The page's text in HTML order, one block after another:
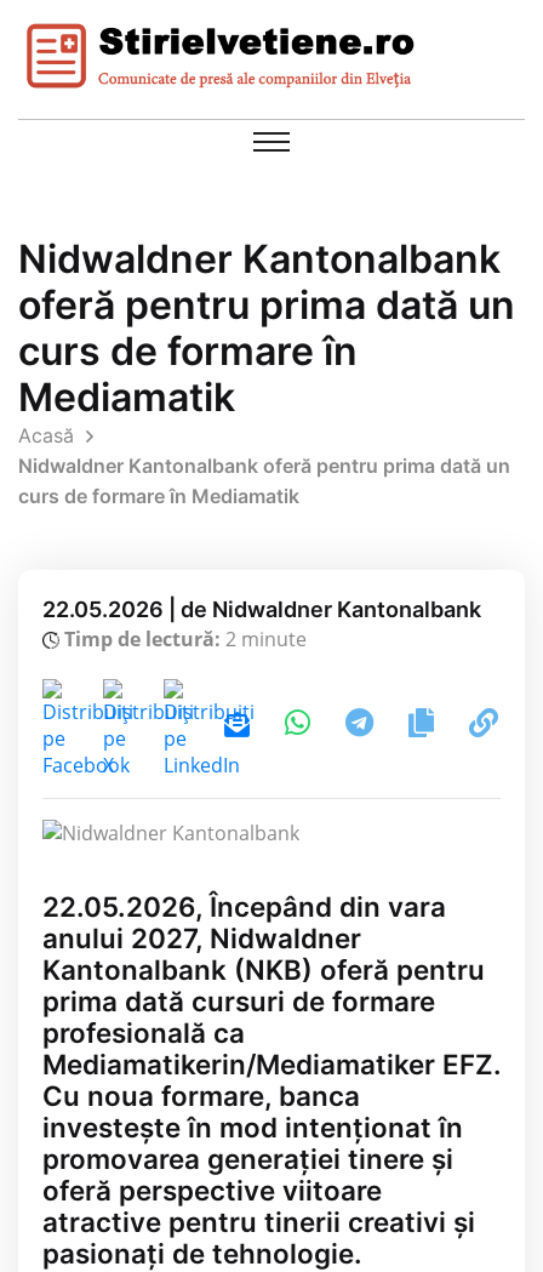
Nidwaldner Kantonalbank
oferă pentru prima dată un
curs de formare în
Mediamatik
Acasă
Nidwaldner Kantonalbank oferă pentru prima dată un
curs de formare în Mediamatik
22.05.2026 | de Nidwaldner Kantonalbank
Timp de lectură: 2 minute
22.05.2026, Începând din vara
anului 2027, Nidwaldner
Kantonalbank (NKB) oferă pentru
prima dată cursuri de formare
profesională ca
Mediamatikerin/Mediamatiker EFZ.
Cu noua formare, banca
investește în mod intenționat în
promovarea generației tinere și
oferă perspective viitoare
atractive pentru tinerii creativi și
pasionați de tehnologie.